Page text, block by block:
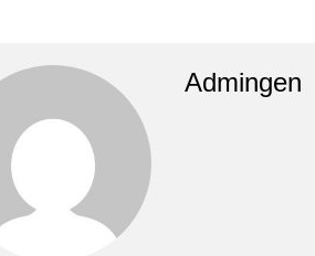
Admingen